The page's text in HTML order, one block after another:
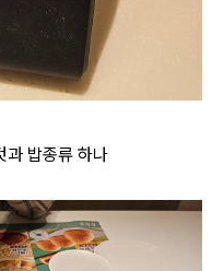
과 밥종류 하나